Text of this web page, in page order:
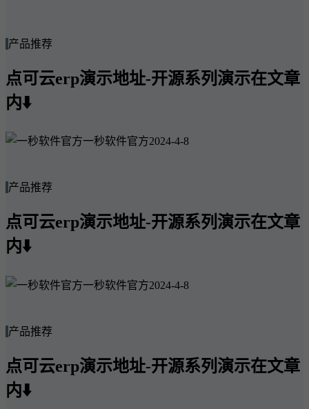
产品推荐
点可云erp演示地址-开源系列演示在文章
内⬇️
一秒软件官方2024-4-8
产品推荐
点可云erp演示地址-开源系列演示在文章
内⬇️
一秒软件官方2024-4-8
产品推荐
点可云erp演示地址-开源系列演示在文章
内⬇️